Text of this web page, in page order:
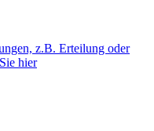
z.B. Erteilung oder
hier